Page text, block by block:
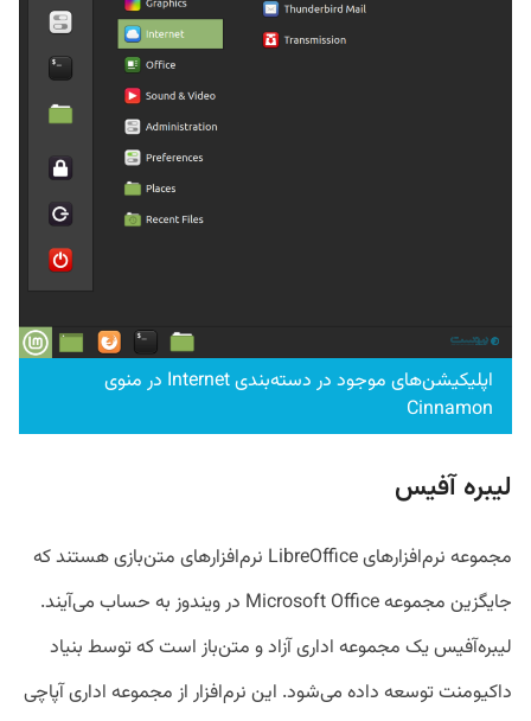
اپلیکیشن‌های موجود در دسته‌بندی Internet در منوی
Cinnamon
لیبره آفیس
مجموعه نرم‌افزار‌های LibreOffice نرم‌افزار‌های متن‌بازی هستند که
جایگزین مجموعه Microsoft Office در ویندوز به حساب می‌آیند.
لیبره‌آفیس یک مجموعه اداری آزاد و متن‌باز است که توسط بنیاد
داکیومنت توسعه داده می‌شود. این نرم‌افزار از مجموعه اداری آپاچی